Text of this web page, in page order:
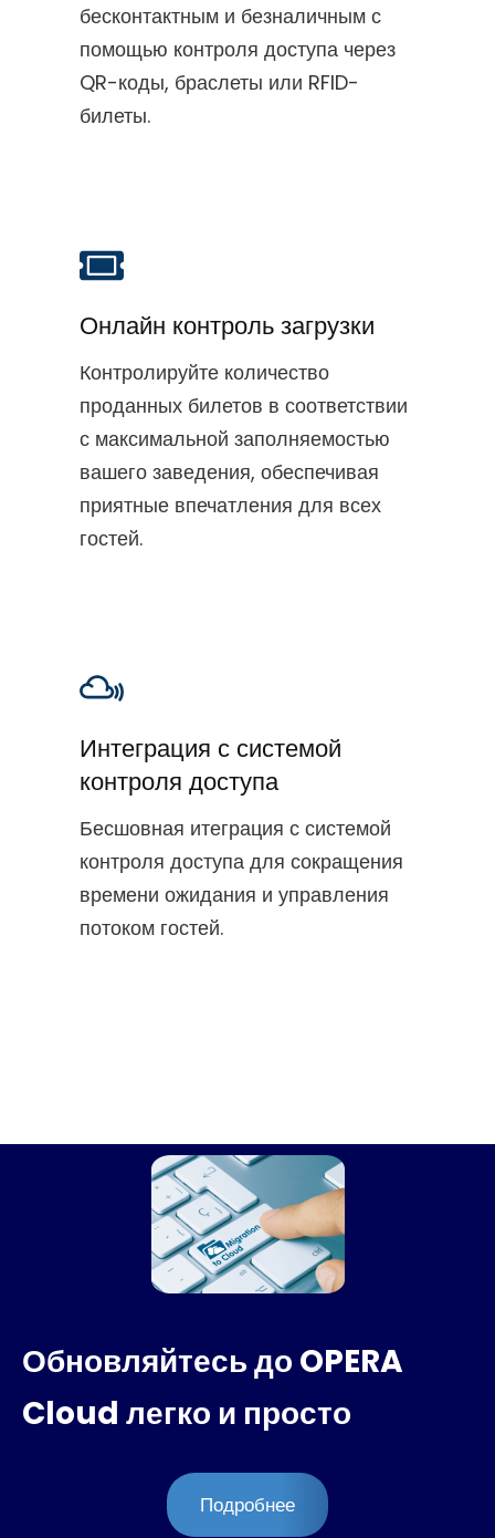
бесконтактным и безналичным с
помощью контроля доступа через
QR-коды, браслеты или RFID-
билеты.
Онлайн контроль загрузки
Контролируйте количество
проданных билетов в соответствии
с максимальной заполняемостью
вашего заведения, обеспечивая
приятные впечатления для всех
гостей.
Интеграция с системой
контроля доступа
Бесшовная итеграция с системой
контроля доступа для сокращения
времени ожидания и управления
потоком гостей.
Обновляйтесь до OPERA
Cloud легко и просто
Подробнее